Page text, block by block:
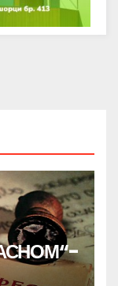
АСНОМ“-